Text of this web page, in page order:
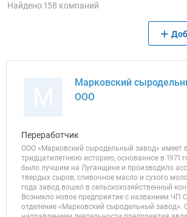
Найдено 158 компаний
Марковский
ООО
Переработчик
ООО «Марковский сыродельный завод» имеет
тридцатилетнюю историю, основанное в 1971
было лучшим на Луганщине и производило
твердых сыров, сливочное масло и сухого
года завод вошел в сельскохозяйственный
Возникло новое предприятие с названием ЧП
отделение «Марковский сыродельный завод».